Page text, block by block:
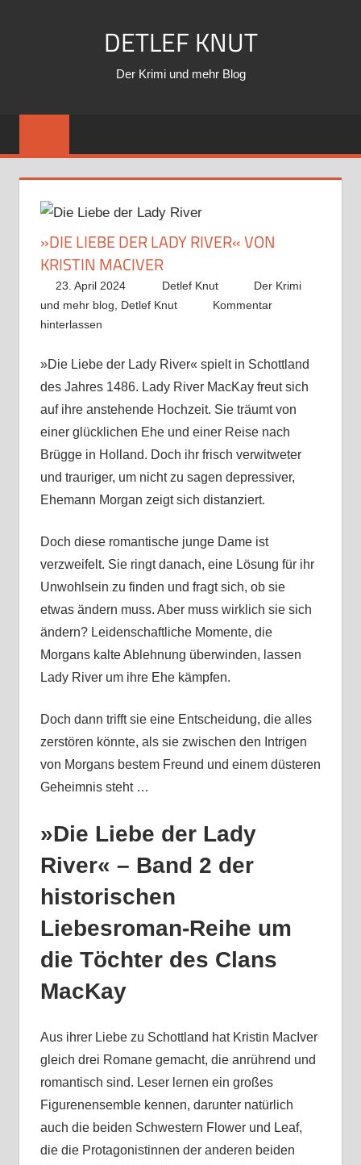
DETLEF KNUT
Der Krimi und mehr Blog
»DIE LIEBE DER LADY RIVER« VON
KRISTIN MACIVER
23. April 2024 Detlef Knut
Der Krimi
und mehr blog, Detlef Knut
Kommentar
hinterlassen
»Die Liebe der Lady River« spielt in Schottland
des Jahres 1486. Lady River MacKay freut sich
auf ihre anstehende Hochzeit. Sie träumt von
einer glücklichen Ehe und einer Reise nach
Brügge in Holland. Doch ihr frisch verwitweter
und trauriger, um nicht zu sagen depressiver,
Ehemann Morgan zeigt sich distanziert.
Doch diese romantische junge Dame ist
verzweifelt. Sie ringt danach, eine Lösung für ihr
Unwohlsein zu finden und fragt sich, ob sie
etwas ändern muss. Aber muss wirklich sie sich
ändern? Leidenschaftliche Momente, die
Morgans kalte Ablehnung überwinden, lassen
Lady River um ihre Ehe kämpfen.
Doch dann trifft sie eine Entscheidung, die alles
zerstören könnte, als sie zwischen den Intrigen
von Morgans bestem Freund und einem düsteren
Geheimnis steht …
»Die Liebe der Lady
River« – Band 2 der
historischen
Liebesroman-Reihe um
die Töchter des Clans
MacKay
Aus ihrer Liebe zu Schottland hat Kristin MacIver
gleich drei Romane gemacht, die anrührend und
romantisch sind. Leser lernen ein großes
Figurenensemble kennen, darunter natürlich
auch die beiden Schwestern Flower und Leaf,
die die Protagonistinnen der anderen beiden